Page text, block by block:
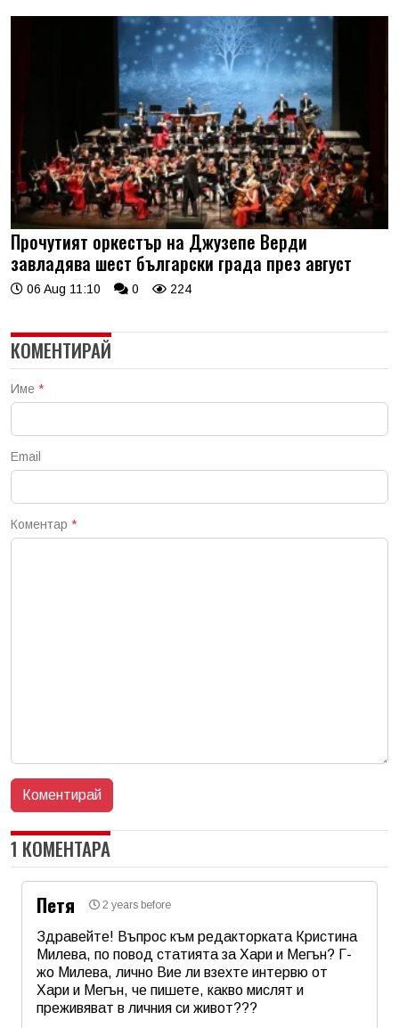
Прочутият оркестър на Джузепе Верди
завладява шест български града през август
06 Aug 11:10 0 224
КОМЕНТИРАЙ
Име *
Email
Коментар *
1 КОМЕНТАРА
Петя 2 years before
Здравейте! Въпрос към редакторката Кристина
Милева, по повод статията за Хари и Мегън? Г-
жо Милева, лично Вие ли взехте интервю от
Хари и Мегън, че пишете, какво мислят и
преживяват в личния си живот???